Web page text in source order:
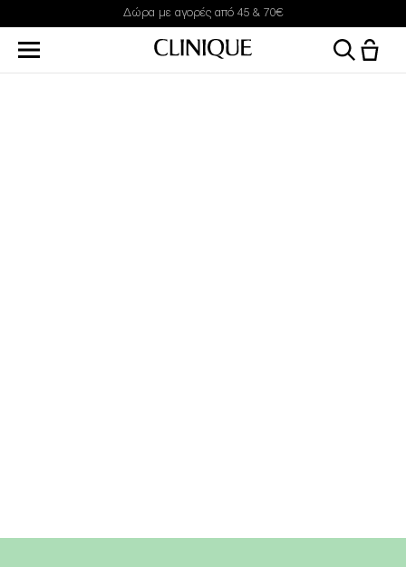
Δώρα με αγορές από 45 & 70€